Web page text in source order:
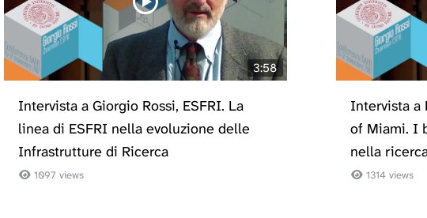
3:58
Intervista a Giorgio Rossi, ESFRI. La
linea di ESFRI nella evoluzione delle
Infrastrutture di Ricerca
1097 views
Intervista a
of Miami. I
nella
1314 views